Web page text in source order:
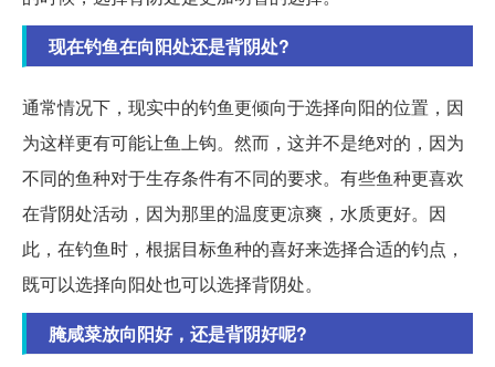
现在钓鱼在向阳处还是背阴处?
通常情况下，现实中的钓鱼更倾向于选择向阳的位置，因
为这样更有可能让鱼上钩。然而，这并不是绝对的，因为
不同的鱼种对于生存条件有不同的要求。有些鱼种更喜欢
在背阴处活动，因为那里的温度更凉爽，水质更好。因
此，在钓鱼时，根据目标鱼种的喜好来选择合适的钓点，
既可以选择向阳处也可以选择背阴处。
腌咸菜放向阳好，还是背阴好呢?